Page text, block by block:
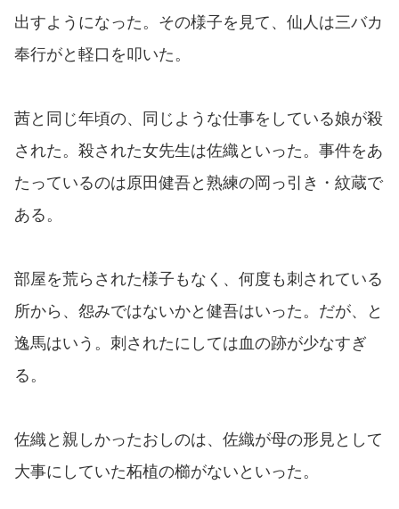
出すようになった。その様子を見て、仙人は三バカ
奉行がと軽口を叩いた。
茜と同じ年頃の、同じような仕事をしている娘が殺
された。殺された女先生は佐織といった。事件をあ
たっているのは原田健吾と熟練の岡っ引き・紋蔵で
ある。
部屋を荒らされた様子もなく、何度も刺されている
所から、怨みではないかと健吾はいった。だが、と
逸馬はいう。刺されたにしては血の跡が少なすぎ
る。
佐織と親しかったおしのは、佐織が母の形見として
大事にしていた柘植の櫛がないといった。